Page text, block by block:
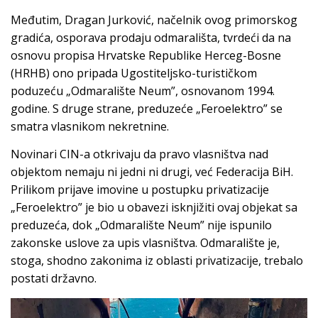
Međutim, Dragan Jurković, načelnik ovog primorskog
gradića, osporava prodaju odmarališta, tvrdeći da na
osnovu propisa Hrvatske Republike Herceg-Bosne
(HRHB) ono pripada Ugostiteljsko-turističkom
poduzeću „Odmaralište Neum”, osnovanom 1994.
godine. S druge strane, preduzeće „Feroelektro” se
smatra vlasnikom nekretnine.
Novinari CIN-a otkrivaju da pravo vlasništva nad
objektom nemaju ni jedni ni drugi, već Federacija BiH.
Prilikom prijave imovine u postupku privatizacije
„Feroelektro” je bio u obavezi isknjižiti ovaj objekat sa
preduzeća, dok „Odmaralište Neum” nije ispunilo
zakonske uslove za upis vlasništva. Odmaralište je,
stoga, shodno zakonima iz oblasti privatizacije, trebalo
postati državno.